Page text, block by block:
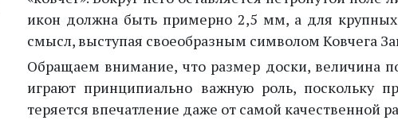
икон должна быть примерно 2,5 мм, а для
смысл, выступая своеобразным символом Ковчега
Обращаем внимание, что размер доски, величина
играют принципиально важную роль, поскольку
теряется впечатление даже от самой качественной